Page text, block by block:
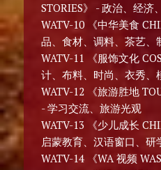
STORIES》 - 政治、经济
WATV-10 《中华美食
品、食材、调料、茶艺、
WATV-11 《服饰文化
计、布料、时尚、衣秀、
WATV-12 《旅游胜地
- 学习交流、旅游光观
WATV-13 《少儿成长
启蒙教育、汉语窗口、研
WATV-14 《WA 视频